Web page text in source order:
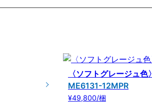
〈ソフトグレージュ色〉
ME6131-12MPR
¥49,800/梱